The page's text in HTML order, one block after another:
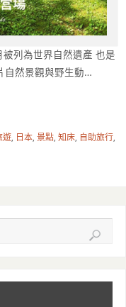
列為世界自然遺產 也是
自然景觀與野生動…
遊, 日本,景點,知床, 自助旅行,